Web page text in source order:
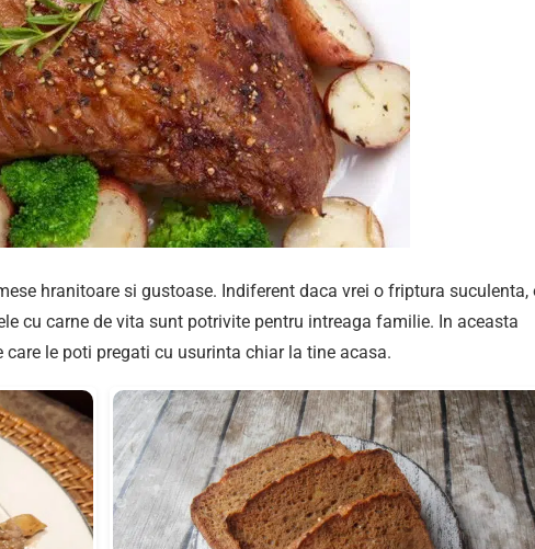
hranitoare si gustoase. Indiferent daca vrei o friptura suculenta,
cu carne de vita sunt potrivite pentru intreaga familie. In aceasta
le poti pregati cu usurinta chiar la tine acasa.